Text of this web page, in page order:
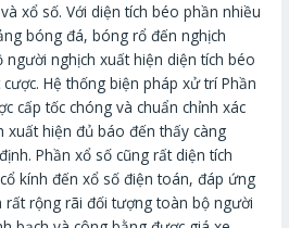
xổ số. Với diện tích béo phần nhiều
bóng đá, bóng rổ đến nghịch
nghịch xuất hiện diện tích béo
Hệ thống biện pháp xử trí Phần
cấp tốc chóng và chuẩn chỉnh xác
xuất hiện đủ báo đến thấy càng
Phần xổ số cũng rất diện tích
kính đến xổ số điện toán, đáp ứng
rất rộng rãi đối tượng toàn bộ người